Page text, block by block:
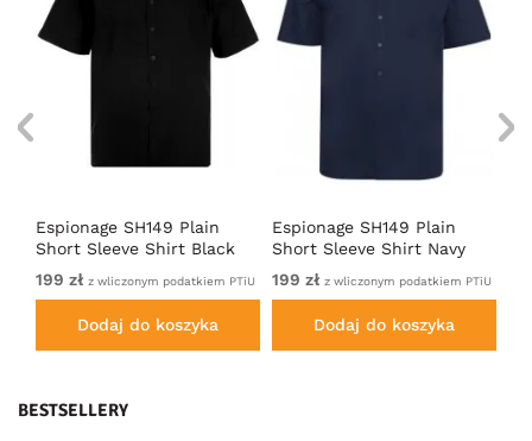
Espionage SH149 Plain
Short Sleeve Shirt Black
199 zł z wliczonym podatkiem PTiU
Dodaj do koszyka
Espionage SH149 Plain
Short Sleeve Shirt Navy
199 zł z wliczonym podatkiem PTiU
Dodaj do koszyka
BESTSELLERY